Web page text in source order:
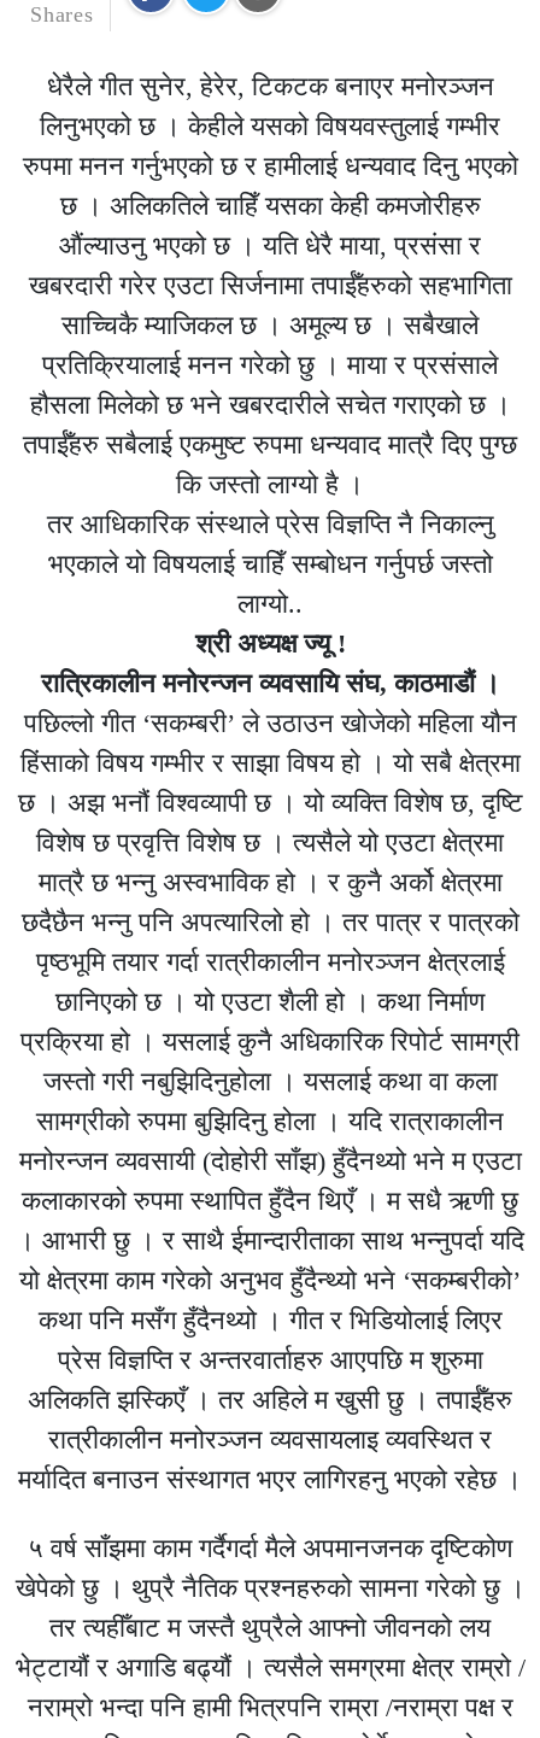
Shares
धेरैले गीत सुनेर, हेरेर, टिकटक बनाएर मनोरञ्जन
लिनुभएको छ । केहीले यसको विषयवस्तुलाई गम्भीर
रुपमा मनन गर्नुभएको छ र हामीलाई धन्यवाद दिनु भएको
छ । अलिकतिले चाहिँ यसका केही कमजोरीहरु
औंल्याउनु भएको छ । यति धेरै माया, प्रसंसा र
खबरदारी गरेर एउटा सिर्जनामा तपाईँहरुको सहभागिता
साच्चिकै म्याजिकल छ । अमूल्य छ । सबैखाले
प्रतिक्रियालाई मनन गरेको छु । माया र प्रसंसाले
हौसला मिलेको छ भने खबरदारीले सचेत गराएको छ ।
तपाईँहरु सबैलाई एकमुष्ट रुपमा धन्यवाद मात्रै दिए पुग्छ
कि जस्तो लाग्यो है ।
तर आधिकारिक संस्थाले प्रेस विज्ञप्ति नै निकाल्नु
भएकाले यो विषयलाई चाहिँ सम्बोधन गर्नुपर्छ जस्तो
लाग्यो..
श्री अध्यक्ष ज्यू !
रात्रिकालीन मनोरन्जन व्यवसायि संघ, काठमाडौं ।
पछिल्लो गीत ‘सकम्बरी’ ले उठाउन खोजेको महिला यौन
हिंसाको विषय गम्भीर र साझा विषय हो । यो सबै क्षेत्रमा
छ । अझ भनौं विश्वव्यापी छ । यो व्यक्ति विशेष छ, दृष्टि
विशेष छ प्रवृत्ति विशेष छ । त्यसैले यो एउटा क्षेत्रमा
मात्रै छ भन्नु अस्वभाविक हो । र कुनै अर्को क्षेत्रमा
छदैछैन भन्नु पनि अपत्यारिलो हो । तर पात्र र पात्रको
पृष्ठभूमि तयार गर्दा रात्रीकालीन मनोरञ्जन क्षेत्रलाई
छानिएको छ । यो एउटा शैली हो । कथा निर्माण
प्रक्रिया हो । यसलाई कुनै अधिकारिक रिपोर्ट सामग्री
जस्तो गरी नबुझिदिनुहोला । यसलाई कथा वा कला
सामग्रीको रुपमा बुझिदिनु होला । यदि रात्राकालीन
मनोरन्जन व्यवसायी (दोहोरी साँझ) हुँदैनथ्यो भने म एउटा
कलाकारको रुपमा स्थापित हुँदैन थिएँ । म सधै ऋणी छु
। आभारी छु । र साथै ईमान्दारीताका साथ भन्नुपर्दा यदि
यो क्षेत्रमा काम गरेको अनुभव हुँदैन्थ्यो भने ‘सकम्बरीको’
कथा पनि मसँग हुँदैनथ्यो । गीत र भिडियोलाई लिएर
प्रेस विज्ञप्ति र अन्तरवार्ताहरु आएपछि म शुरुमा
अलिकति झस्किएँ । तर अहिले म खुसी छु । तपाईँहरु
रात्रीकालीन मनोरञ्जन व्यवसायलाइ व्यवस्थित र
मर्यादित बनाउन संस्थागत भएर लागिरहनु भएको रहेछ ।
५ वर्ष साँझमा काम गर्दैगर्दा मैले अपमानजनक दृष्टिकोण
खेपेको छु । थुप्रै नैतिक प्रश्नहरुको सामना गरेको छु ।
तर त्यहीँबाट म जस्तै थुप्रैले आफ्नो जीवनको लय
भेट्टायौं र अगाडि बढ्यौं । त्यसैले समग्रमा क्षेत्र राम्रो /
नराम्रो भन्दा पनि हामी भित्रपनि राम्रा /नराम्रा पक्ष र